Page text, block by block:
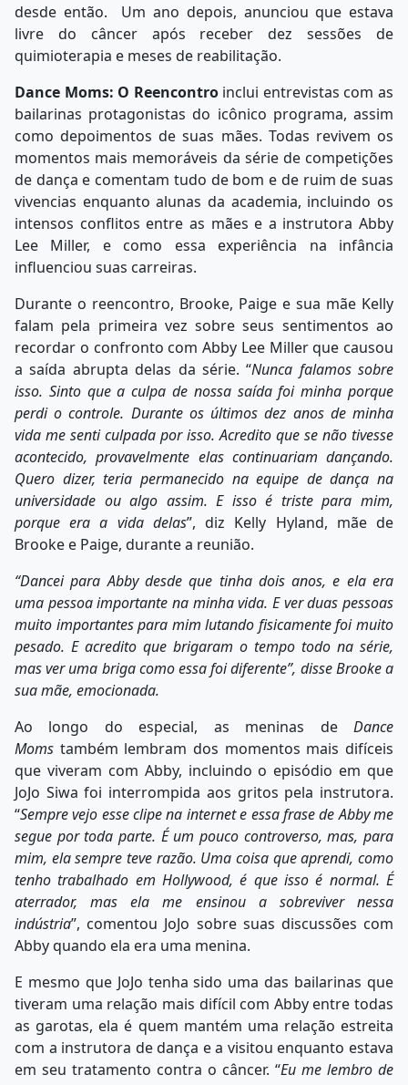
desde então. Um ano depois, anunciou que estava
livre do câncer após receber dez sessões de
quimioterapia e meses de reabilitação.
Dance Moms: O Reencontroinclui entrevistas com as
bailarinas protagonistas do icônico programa, assim
como depoimentos de suas mães. Todas revivem os
momentos mais memoráveis da série de competições
de dança e comentam tudo de bom e de ruim de suas
vivencias enquanto alunas da academia, incluindo os
intensos conflitos entre as mães e a instrutora Abby
Lee Miller, e como essa experiência na infância
influenciou suas carreiras.
Durante o reencontro, Brooke, Paige e sua mãe Kelly
falam pela primeira vez sobre seus sentimentos ao
recordar o confronto com Abby Lee Miller que causou
a saída abrupta delas da série. “Nunca falamos sobre
isso. Sinto que a culpa de nossa saída foi minha porque
perdi o controle. Durante os últimos dez anos de minha
vida me senti culpada por isso. Acredito que se não tivesse
acontecido, provavelmente elas continuariam dançando.
Quero dizer, teria permanecido na equipe de dança na
universidade ou algo assim. E isso é triste para mim,
porque era a vida delas”, diz Kelly Hyland, mãe de
Brooke e Paige, durante a reunião.
“Dancei para Abby desde que tinha dois anos, e ela era
uma pessoa importante na minha vida. E ver duas pessoas
muito importantes para mim lutando fisicamente foi muito
pesado. E acredito que brigaram o tempo todo na série,
mas ver uma briga como essa foi diferente”, disse Brooke a
sua mãe, emocionada.
Ao longo do especial, as meninas de Dance
Moms também lembram dos momentos mais difíceis
que viveram com Abby, incluindo o episódio em que
JoJo Siwa foi interrompida aos gritos pela instrutora.
“Sempre vejo esse clipe na internet e essa frase de Abby me
segue por toda parte. É um pouco controverso, mas, para
mim, ela sempre teve razão. Uma coisa que aprendi, como
tenho trabalhado em Hollywood, é que isso é normal. É
aterrador, mas ela me ensinou a sobreviver nessa
indústria”, comentou JoJo sobre suas discussões com
Abby quando ela era uma menina.
E mesmo que JoJo tenha sido uma das bailarinas que
tiveram uma relação mais difícil com Abby entre todas
as garotas, ela é quem mantém uma relação estreita
com a instrutora de dança e a visitou enquanto estava
em seu tratamento contra o câncer. “Eu me lembro de